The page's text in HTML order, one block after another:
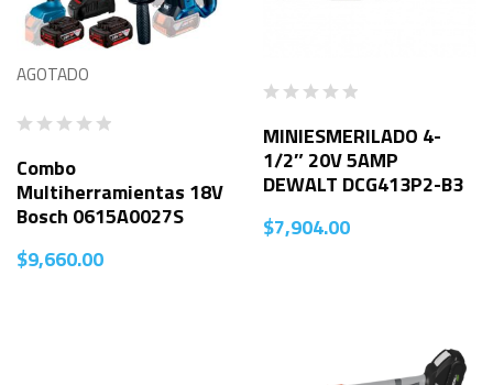
AGOTADO
Combo
Multiherramientas 18V
Bosch 0615A0027S
$9,660.00
MINIESMERILADO 4-
1/2″ 20V 5AMP
DEWALT DCG413P2-B3
$7,904.00